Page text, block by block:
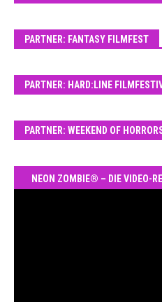
PARTNER: FANTASY FILMFEST
PARTNER: HARD:LINE
PARTNER: WEEKEND OF
NEON ZOMBIE® – DIE VIDEO-